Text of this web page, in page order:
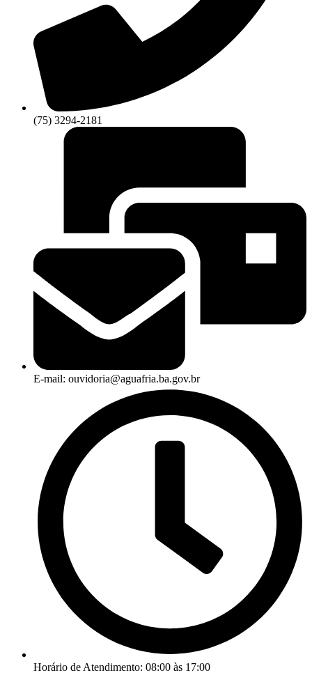
(75) 3294-2181
E-mail: ouvidoria@aguafria.ba.gov.br
Horário de Atendimento: 08:00 às 17:00